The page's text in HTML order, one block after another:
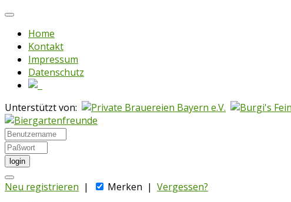
Home
Kontakt
Impressum
Datenschutz
Unterstützt von:
login
Neu registrieren | Merken | Vergessen?